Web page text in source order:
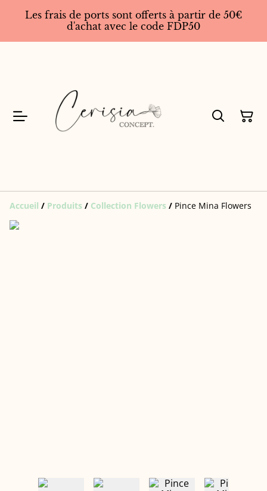
Les frais de ports sont offerts à partir de 50€
d'achat avec le code FDP50
Accueil / Produits / Collection Flowers / Pince Mina Flowers